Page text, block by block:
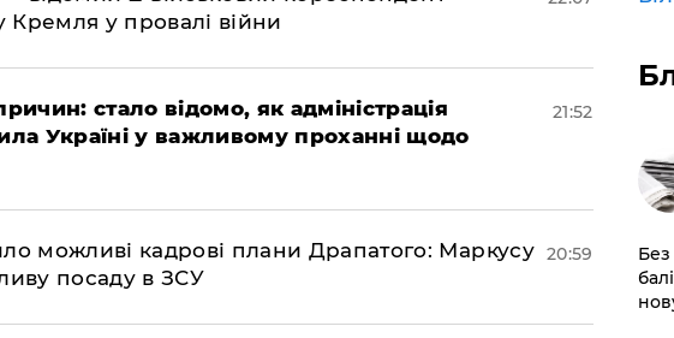
Кремля у провалі війни
стало відомо, як адміністрація
Україні у важливому проханні щодо
21:52
можливі кадрові плани Драпатого: Маркусу
посаду в ЗСУ
20:59